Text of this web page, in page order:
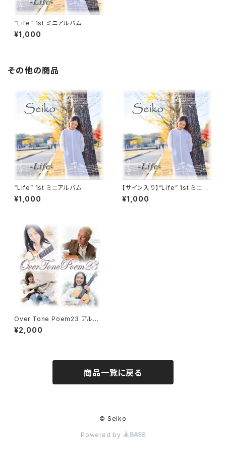
“Life” 1st ミニアルバム
¥1,000
その他の商品
“Life” 1st ミニアルバム
¥1,000
【サイン入り】“Life” 1st ミニア
ルバム
¥1,000
Over Tone Poem23 アルバ
ム
¥2,000
商品一覧に戻る
© Seiko
Powered by